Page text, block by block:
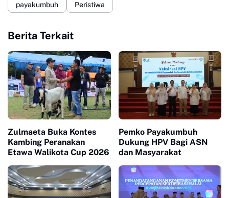
payakumbuh Peristiwa
Berita Terkait
Zulmaeta Buka Kontes
Kambing Peranakan
Etawa Walikota Cup 2026
Pemko Payakumbuh
Dukung HPV Bagi ASN
dan Masyarakat